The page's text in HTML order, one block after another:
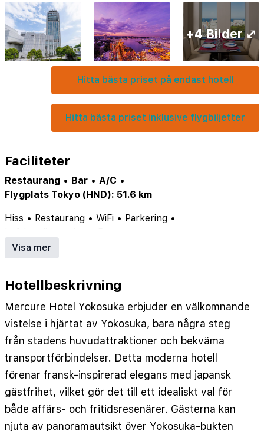
Hitta bästa priset på endast hotell
Hitta bästa priset inklusive flygbiljetter
+4 Bilder ⤢
Faciliteter
Restaurang • Bar • A/C •
Flygplats Tokyo (HND): 51.6 km
Hiss • Restaurang • WiFi • Parkering •
Visa mer
Hotellbeskrivning
Mercure Hotel Yokosuka erbjuder en välkomnande
vistelse i hjärtat av Yokosuka, bara några steg
från stadens huvudattraktioner och bekväma
transportförbindelser. Detta moderna hotell
förenar fransk-inspirerad elegans med japansk
gästfrihet, vilket gör det till ett idealiskt val för
både affärs- och fritidsresenärer. Gästerna kan
njuta av panoramautsikt över Yokosuka-bukten